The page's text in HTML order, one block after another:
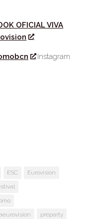
OFICIAL VIVA
Instagram
ESC
Eurovision
preparty